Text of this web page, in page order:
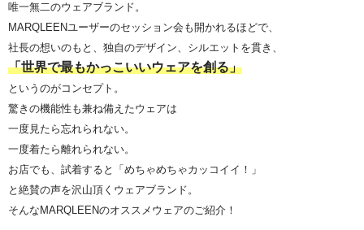
唯一無二のウェアブランド。
MARQLEENユーザーのセッション会も開かれるほどで、
社長の想いのもと、独自のデザイン、シルエットを貫き、
「世界で最もかっこいいウェアを創る」
というのがコンセプト。
驚きの機能性も兼ね備えたウェアは
一度見たら忘れられない。
一度着たら離れられない。
お店でも、試着すると「めちゃめちゃカッコイイ！」
と絶賛の声を沢山頂くウェアブランド。
そんなMARQLEENのオススメウェアのご紹介！